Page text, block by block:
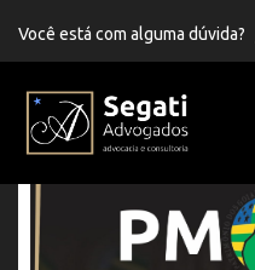
Você está com alguma dúvida?